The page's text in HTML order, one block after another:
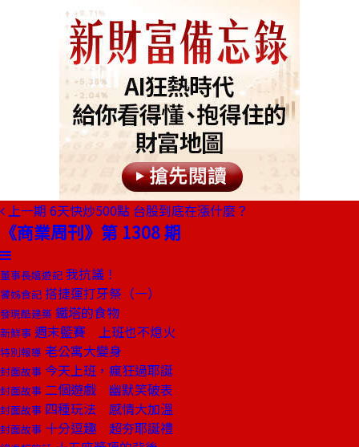
上一期 6天快炒500點 台股到底在漲什麼？
《商業周刊》第 1308 期
董事長嬉遊記 我抗議！
饕姊食記 搭捷運打牙祭（一）
發現酷建築 鐵塔的食物
新鮮事 週末籃賽 上班也不熄火
特別報導 老公寓大變身
封面故事 今天上班，瘋狂過耶誕
封面故事 二個遊戲 幽默笑破表
封面故事 四種玩法 感情大加溫
封面故事 十分逗趣 超夯耶誕禮